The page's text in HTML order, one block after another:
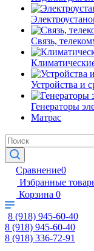
Связь,
Устройства и
Генераторы
Матрас
Сравнение0
Избранные
Корзина 0
8 (918) 945-60-40
8 (918) 945-60-40
8 (918) 336-72-91